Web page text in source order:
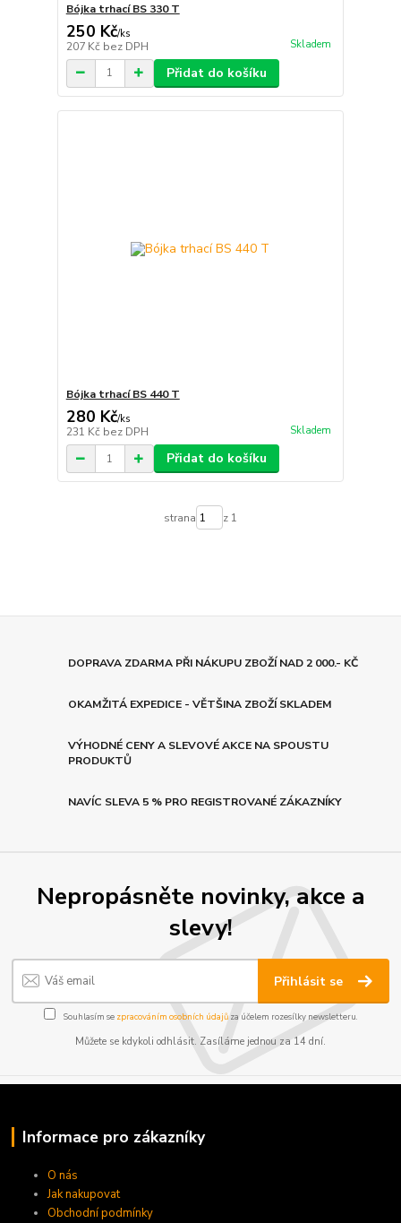
Bójka trhací BS 330 T
250 Kč/ks
207 Kč bez DPH Skladem
Přidat do košíku
Bójka trhací BS 440 T
280 Kč/ks
231 Kč bez DPH Skladem
Přidat do košíku
strana z 1
DOPRAVA ZDARMA PŘI NÁKUPU ZBOŽÍ NAD 2 000.- KČ
OKAMŽITÁ EXPEDICE - VĚTŠINA ZBOŽÍ SKLADEM
VÝHODNÉ CENY A SLEVOVÉ AKCE NA SPOUSTU
PRODUKTŮ
NAVÍC SLEVA 5 % PRO REGISTROVANÉ ZÁKAZNÍKY
Nepropásněte novinky, akce a
slevy!
Přihlásit se
Souhlasím se zpracováním osobních údajůza účelem rozesílky newsletteru.
Můžete se kdykoli odhlásit. Zasíláme jednou za 14 dní.
Informace pro zákazníky
O nás
Jak nakupovat
Obchodní podmínky